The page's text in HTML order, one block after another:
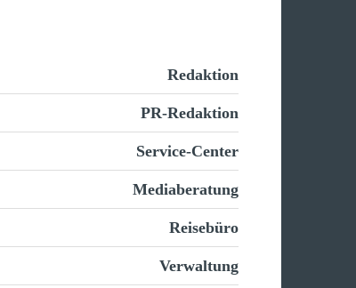
Redaktion
PR-Redaktion
Service-Center
Mediaberatung
Reisebüro
Verwaltung